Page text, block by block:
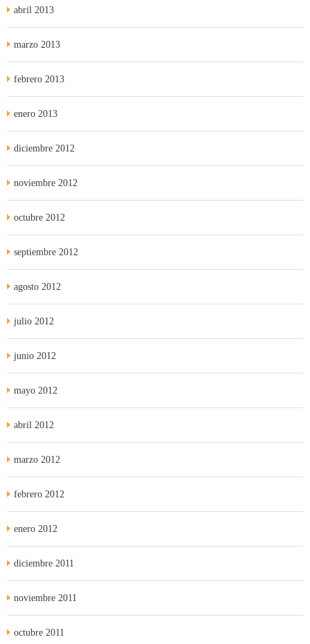
abril 2013
marzo 2013
febrero 2013
enero 2013
diciembre 2012
noviembre 2012
octubre 2012
septiembre 2012
agosto 2012
julio 2012
junio 2012
mayo 2012
abril 2012
marzo 2012
febrero 2012
enero 2012
diciembre 2011
noviembre 2011
octubre 2011